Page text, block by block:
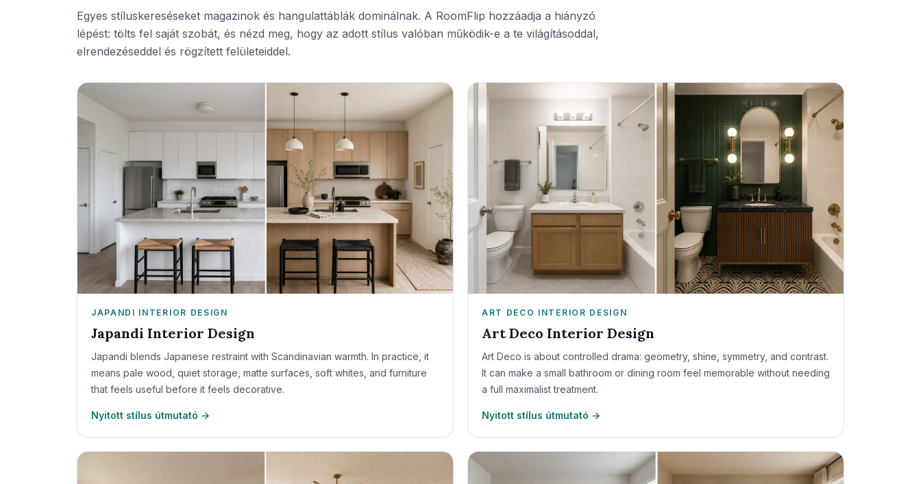
Egyes stíluskereséseket magazinok és hangulattáblák dominálnak. A RoomFlip hozzáadja a hiányzó
lépést: tölts fel saját szobát, és nézd meg, hogy az adott stílus valóban működik-e a te világításoddal,
elrendezéseddel és rögzített felületeiddel.
JAPANDI INTERIOR DESIGN
Japandi Interior Design
Japandi blends Japanese restraint with Scandinavian warmth. In practice, it
means pale wood, quiet storage, matte surfaces, soft whites, and furniture
that feels useful before it feels decorative.
Nyitott stílus útmutató →
ART DECO INTERIOR DESIGN
Art Deco Interior Design
Art Deco is about controlled drama: geometry, shine, symmetry, and contrast.
It can make a small bathroom or dining room feel memorable without needing
a full maximalist treatment.
Nyitott stílus útmutató →